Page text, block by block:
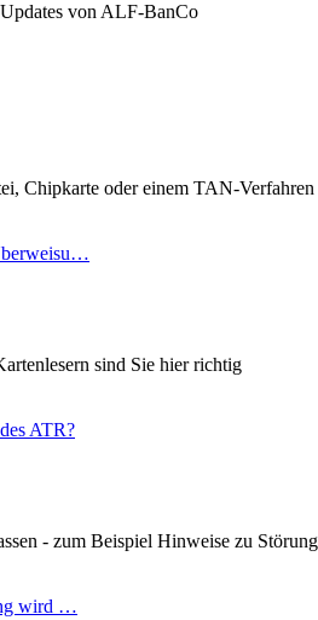
von ALF-BanCo
Chipkarte oder einem TAN-
sind Sie hier richtig
ATR?
- zum Beispiel Hinweise zu
wird …